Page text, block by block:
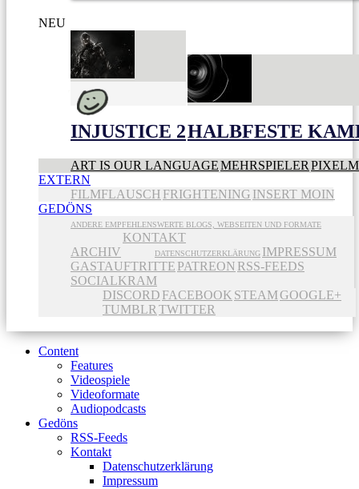
NEU
INJUSTICE 2HALBFESTE
ART IS OUR LANGUAGEMEHRSPIELER
EXTERN
FILMFLAUSCH FRIGHTENING INSERT MOIN
GEDÖNS
ANDERE EMPFEHLENSWERTE BLOGS, WEBSEITEN UND FORMATE
ARCHIV
KONTAKT
DATENSCHUTZERKLÄRUNG IMPRESSUM
GASTAUFTRITTE PATREON RSS-FEEDS
SOCIALKRAM
DISCORD FACEBOOK STEAMGOOGLE+
TUMBLR TWITTER
Content
Features
Videospiele
Videoformate
Audiopodcasts
Gedöns
RSS-Feeds
Kontakt
Datenschutzerklärung
Impressum